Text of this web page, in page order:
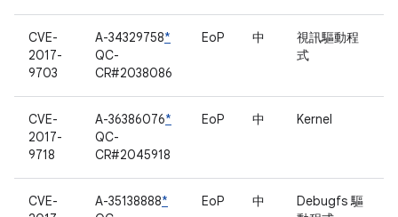
CVE-
2017-
9703
A-34329758*
QC-
CR#2038086
EoP 中
視訊驅動程
式
CVE-
2017-
9718
A-36386076*
QC-
CR#2045918
EoP 中 Kernel
CVE-
A-35138888*
EoP 中
Debugfs 驅